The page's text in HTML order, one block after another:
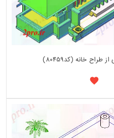
خانه (کد80459)